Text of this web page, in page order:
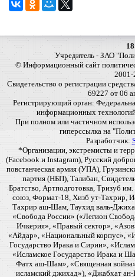
Учредитель - ЗАО
© Информационный сайт
2001-
Свидетельство о регистрации
69227 от 06
Регистрирующий орган:
информационных
При полном или частичном
гиперссылка на
Разработчик:
*Организации, экстремисты и
(Facebook и Instagram), Русский
повстанческая армия (УПА),
партия (НБП), Талибан,
Братство, Артподготовка, Тризуб
союз, Формат-18, Хизб ут-Тахрир,
Тахрир аш-Шам, Таухид валь-
«Свобода России» («Легион
Ичкерия», «Правый сектор»,
«Айдар», «Национальный корпус»,
Государство Ирака и Сирии»,
«Исламское Государство Ирака
Фатх аш-Шам», «Священная
исламский джихад»), «Джабхат